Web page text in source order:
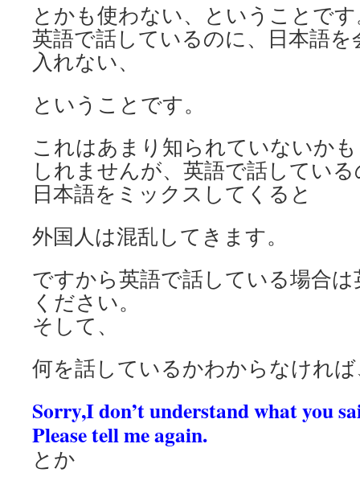
とかも使わない、ということで
英語で話しているのに、日本語を
入れない、
ということです。
これはあまり知られていないかも
しれませんが、英語で話してい
日本語をミックスしてくると
外国人は混乱してきます。
ですから英語で話している場合
ください。
そして、
何を話しているかわからなけれ
Sorry,I don’t understand what you
Please tell me again.
とか